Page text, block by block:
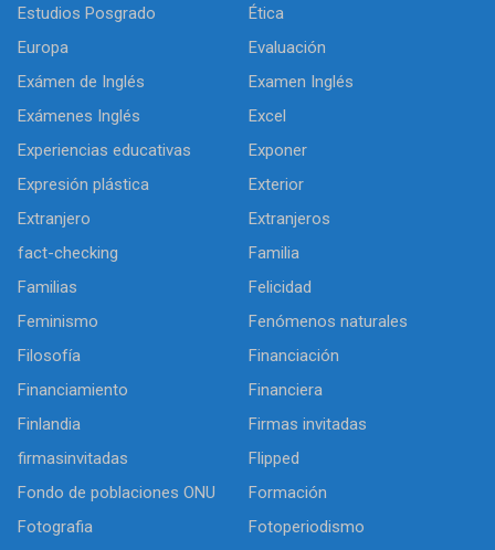
Estudios Posgrado
Ética
Europa
Evaluación
Exámen de Inglés
Examen Inglés
Exámenes Inglés
Excel
Experiencias educativas
Exponer
Expresión plástica
Exterior
Extranjero
Extranjeros
fact-checking
Familia
Familias
Felicidad
Feminismo
Fenómenos naturales
Filosofía
Financiación
Financiamiento
Financiera
Finlandia
Firmas invitadas
firmasinvitadas
Flipped
Fondo de poblaciones ONU
Formación
Fotografia
Fotoperiodismo